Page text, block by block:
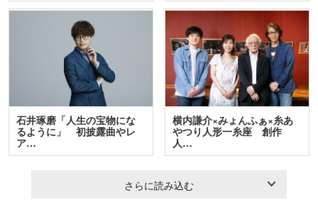
石井琢磨「人生の宝物にな
るように」 初披露曲やレ
ア…
横内謙介×みょんふぁ×糸あ
やつり人形一糸座 創作
人…
さらに読み込む